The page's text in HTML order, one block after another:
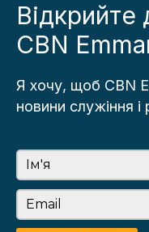
Відкрийте
CBN
Я хочу, щоб CBN
новини служіння і
Ім'я
Email